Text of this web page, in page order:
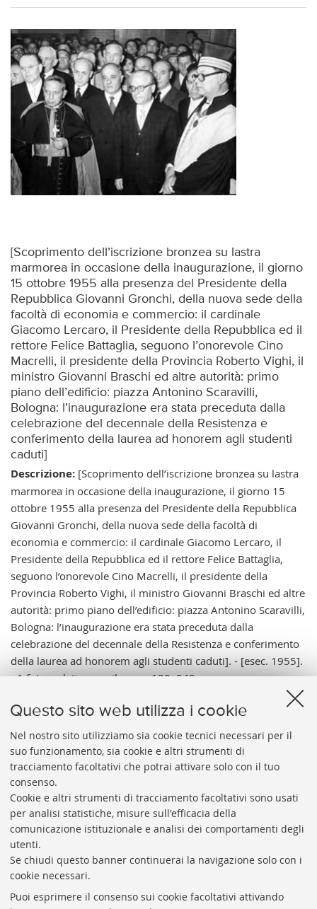
Questo sito web utilizza i cookie
Nel nostro sito utilizziamo sia cookie tecnici necessari per il
suo funzionamento, sia cookie e altri strumenti di
tracciamento facoltativi che potrai attivare solo con il tuo
consenso.
Cookie e altri strumenti di tracciamento facoltativi sono usati
per analisi statistiche, misure sull'efficacia della
comunicazione istituzionale e analisi dei comportamenti degli
utenti.
Se chiudi questo banner continuerai la navigazione solo con i
cookie necessari.
Puoi esprimere il consenso sui cookie facoltativi attivando
[Scoprimento dell’iscrizione bronzea su lastra
marmorea in occasione della inaugurazione, il giorno
15 ottobre 1955 alla presenza del Presidente della
Repubblica Giovanni Gronchi, della nuova sede della
facoltà di economia e commercio: il cardinale
Giacomo Lercaro, il Presidente della Repubblica ed il
rettore Felice Battaglia, seguono l’onorevole Cino
Macrelli, il presidente della Provincia Roberto Vighi, il
ministro Giovanni Braschi ed altre autorità: primo
piano dell’edificio: piazza Antonino Scaravilli,
Bologna: l’inaugurazione era stata preceduta dalla
celebrazione del decennale della Resistenza e
conferimento della laurea ad honorem agli studenti
caduti]
Descrizione:[Scoprimento dell’iscrizione bronzea su lastra
marmorea in occasione della inaugurazione, il giorno 15
ottobre 1955 alla presenza del Presidente della Repubblica
Giovanni Gronchi, della nuova sede della facoltà di
economia e commercio: il cardinale Giacomo Lercaro, il
Presidente della Repubblica ed il rettore Felice Battaglia,
seguono l’onorevole Cino Macrelli, il presidente della
Provincia Roberto Vighi, il ministro Giovanni Braschi ed altre
autorità: primo piano dell’edificio: piazza Antonino Scaravilli,
Bologna: l’inaugurazione era stata preceduta dalla
celebrazione del decennale della Resistenza e conferimento
della laurea ad honorem agli studenti caduti]. - [esec. 1955].
- 1 foto: gelatina a sviluppo ; 180x240 mm.
all'avvenimento. - Macrelli era in rappresentanza della
Camera dei deputati e Braschi ministro delle Poste e
telecomunicazioni.
Vai al catalogo: https://sol.unibo.it/SebinaOpac/.do?
idopac=UBO3519499
Responsabile scientifico: prof. Roberto Balzani